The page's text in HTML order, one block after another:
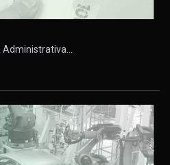
Administrativa…